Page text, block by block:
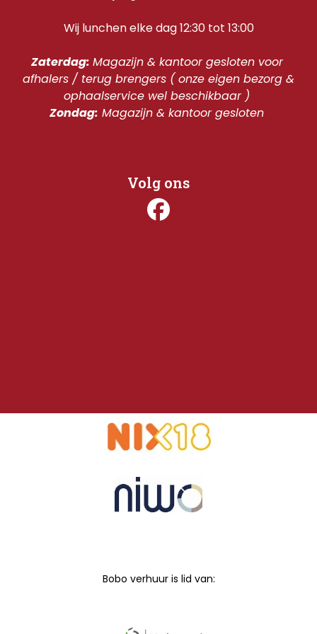
Wij lunchen elke dag 12:30 tot 13:00
Zaterdag: Magazijn & kantoor gesloten voor
afhalers / terug brengers ( onze eigen bezorg &
ophaalservice wel beschikbaar )
Zondag: Magazijn & kantoor gesloten
Volg ons
Bobo verhuur is lid van: